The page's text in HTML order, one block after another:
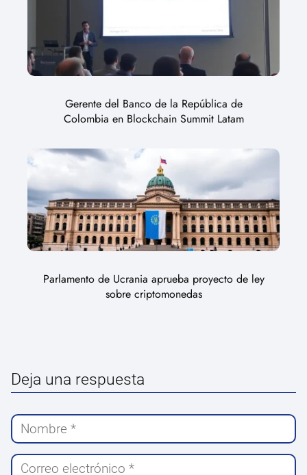
Gerente del Banco de la República de
Colombia en Blockchain Summit Latam
Parlamento de Ucrania aprueba proyecto de ley
sobre criptomonedas
Deja una respuesta